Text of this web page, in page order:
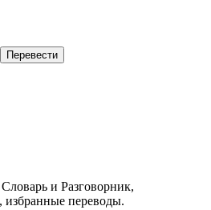
и Разговорник,
избранные переводы.